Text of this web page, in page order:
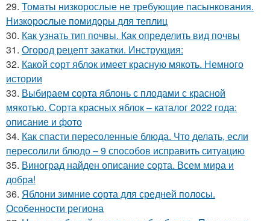
29. Томаты низкорослые не требующие пасынкования.
Низкорослые помидоры для теплиц
30. Как узнать тип почвы. Как определить вид почвы
31. Огород рецепт закатки. Инструкция:
32. Какой сорт яблок имеет красную мякоть. Немного
истории
33. Выбираем сорта яблонь с плодами с красной
мякотью. Сорта красных яблок – каталог 2022 года:
описание и фото
34. Как спасти пересоленные блюда. Что делать, если
пересолили блюдо – 9 способов исправить ситуацию
35. Виноград найден описание сорта. Всем мира и
добра!
36. Яблони зимние сорта для средней полосы.
Особенности региона